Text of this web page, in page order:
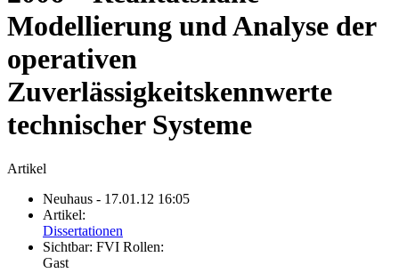
Modellierung und Analyse der
operativen
Zuverlässigkeitskennwerte
technischer Systeme
Artikel
Neuhaus - 17.01.12 16:05
Artikel:
Dissertationen
Sichtbar: FVI Rollen:
Gast